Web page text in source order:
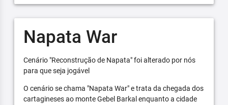
Napata War
Cenário "Reconstrução de Napata" foi alterado por nós
para que seja jogável
O cenário se chama "Napata War" e trata da chegada dos
cartagineses ao monte Gebel Barkal enquanto a cidade